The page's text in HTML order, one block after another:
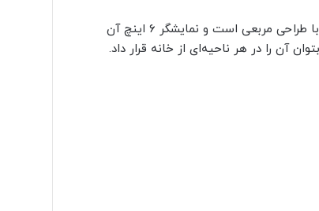
گفته می‌شود که هاب هوشمند خانگی اپل به‌نوعی شبیه به آیپد با طراحی مربعی است و نمایشگر ۶ اینچ آن
آن را در هر ناحیه‌ای از خانه قرار داد.